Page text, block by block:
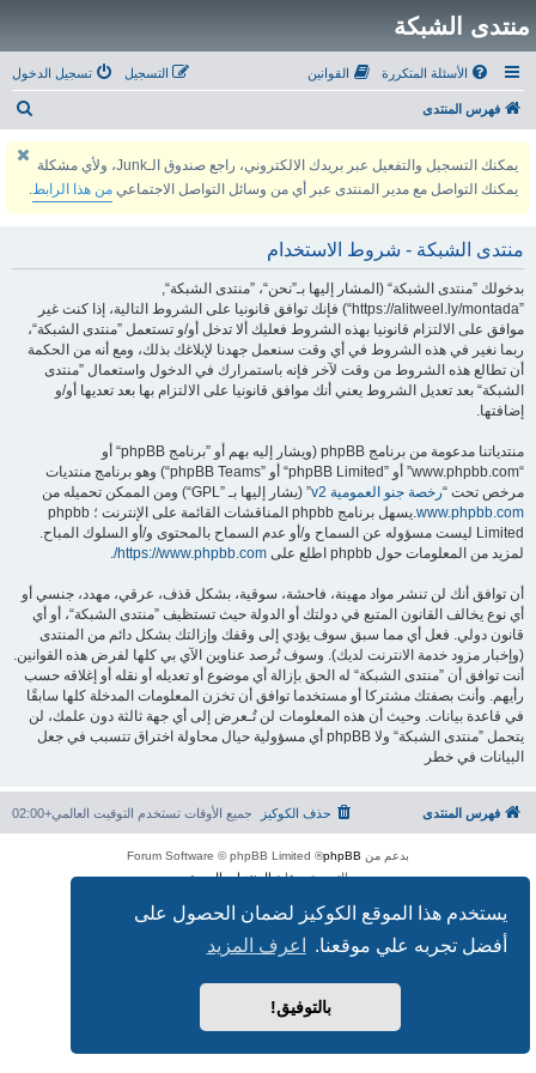
يستخدم هذا الموقع الكوكيز لضمان الحصول على
أفضل تجربه علي موقعنا.
اعرف المزيد
بالتوفيق!
منتدى الشبكة
الأسئلة المتكررة القوانين تسجيل الدخول التسجيل
فهرس المنتدى
يمكنك التسجيل والتفعيل عبر بريدك الالكتروني، راجع صندوق الـJunk، ولأي مشكلة
يمكنك التواصل مع مدير المنتدى عبر أي من وسائل التواصل الاجتماعي من هذا الرابط.
منتدى الشبكة - شروط الاستخدام
بدخولك ”منتدى الشبكة“ (المشار إليها بـ”نحن“، ”منتدى الشبكة“,
”https://alitweel.ly/montada“) فإنك توافق قانونيا على الشروط التالية، إذا كنت غير
موافق على الالتزام قانونيا بهذه الشروط فعليك ألا تدخل أو/و تستعمل ”منتدى الشبكة“،
ربما نغير في هذه الشروط في أي وقت سنعمل جهدنا لإبلاغك بذلك، ومع أنه من الحكمة
أن تطالع هذه الشروط من وقت لآخر فإنه باستمرارك في الدخول واستعمال ”منتدى
الشبكة“ بعد تعديل الشروط يعني أنك موافق قانونيا على الالتزام بها بعد تعديها أو/و
إضافتها.
منتدياتنا مدعومة من برنامج phpBB (ويشار إليه بهم أو ”برنامج phpBB“ أو
“www.phpbb.com” أو ”phpBB Limited“ أو ”phpBB Teams“) وهو برنامج منتديات
مرخص تحت “رخصة جنو العمومية v2
” (يشار إليها بـ ”GPL“) ومن الممكن تحميله من
www.phpbb.com
.يسهل برنامج phpbb المناقشات القائمة على الإنترنت ؛ phpbb
Limited ليست مسؤوله عن السماح و/أو عدم السماح بالمحتوى و/أو السلوك المباح.
لمزيد من المعلومات حول phpbb اطلع على
https://www.phpbb.com/
.
أن توافق أنك لن تنشر مواد مهينة، فاحشة، سوقية، بشكل قذف، عرقي، مهدد، جنسي أو
أي نوع يخالف القانون المتبع في دولتك أو الدولة حيث تستظيف ”منتدى الشبكة“، أو أي
قانون دولي. فعل أي مما سبق سوف يؤدي إلى وقفك وإزالتك بشكل دائم من المنتدى
(وإخبار مزود خدمة الانترنت لديك). وسوف تُرصد عناوين الآي بي كلها لفرض هذه القوانين.
أنت توافق أن ”منتدى الشبكة“ له الحق بإزالة أي موضوع أو تعديله أو نقله أو إغلاقه حسب
رأيهم. وأنت بصفتك مشتركا أو مستخدما توافق أن تخزن المعلومات المدخلة كلها سابقًا
في قاعدة بيانات. وحيث أن هذه المعلومات لن تُـعرض إلى أي جهة ثالثة دون علمك، لن
يتحمل ”منتدى الشبكة“ ولا phpBB أي مسؤولية حيال محاولة اختراق تتسبب في جعل
البيانات في خطر
فهرس المنتدى جميع الأوقات تستخدم التوقيت العالمي+02:00 حذف الكوكيز
بدعم من phpBB
® Forum Software © phpBB Limited
الترجمة برعايةالمنتديات العربية